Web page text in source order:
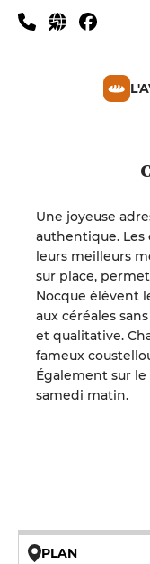
Une joyeuse
authentique. Les
leurs meilleurs
sur place,
Nocque élèvent
aux céréales
et qualitative.
fameux
Également sur
samedi matin.
PLAN